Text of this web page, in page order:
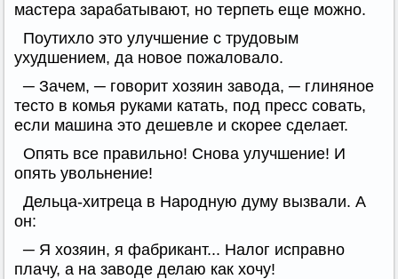
мастера зарабатывают, но терпеть еще можно.
Поутихло это улучшение с трудовым
ухудшением, да новое пожаловало.
─ Зачем, ─ говорит хозяин завода, ─ глиняное
тесто в комья руками катать, под пресс совать,
если машина это дешевле и скорее сделает.
Опять все правильно! Снова улучшение! И
опять увольнение!
Дельца-хитреца в Народную думу вызвали. А
он:
─ Я хозяин, я фабрикант... Налог исправно
плачу, а на заводе делаю как хочу!